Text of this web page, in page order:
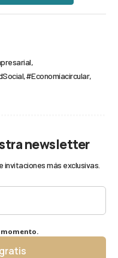
#Economíacircular
newsletter
más exclusivas.